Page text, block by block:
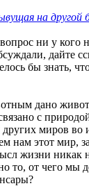
на другой
ни у кого
дайте
бы знать,
дано
с
других миров во
нам этот мир,
жизни никак
то, от чего мы